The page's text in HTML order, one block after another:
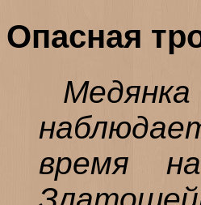
Опасная
время